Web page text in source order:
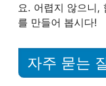
요. 어렵지 않으니,
를 만들어 봅시다!
자주 묻는